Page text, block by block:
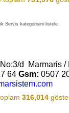
Servis kategorisini listele
d Marmaris
64 Gsm: 0507
316,014